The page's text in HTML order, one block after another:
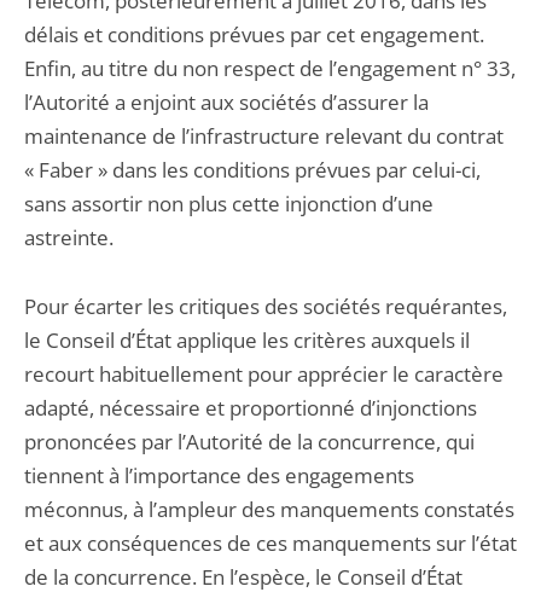
délais et conditions prévues par cet engagement.
Enfin, au titre du non respect de l’engagement n° 33,
l’Autorité a enjoint aux sociétés d’assurer la
maintenance de l’infrastructure relevant du contrat
« Faber » dans les conditions prévues par celui-ci,
sans assortir non plus cette injonction d’une
astreinte.
Pour écarter les critiques des sociétés requérantes,
le Conseil d’État applique les critères auxquels il
recourt habituellement pour apprécier le caractère
adapté, nécessaire et proportionné d’injonctions
prononcées par l’Autorité de la concurrence, qui
tiennent à l’importance des engagements
méconnus, à l’ampleur des manquements constatés
et aux conséquences de ces manquements sur l’état
de la concurrence. En l’espèce, le Conseil d’État